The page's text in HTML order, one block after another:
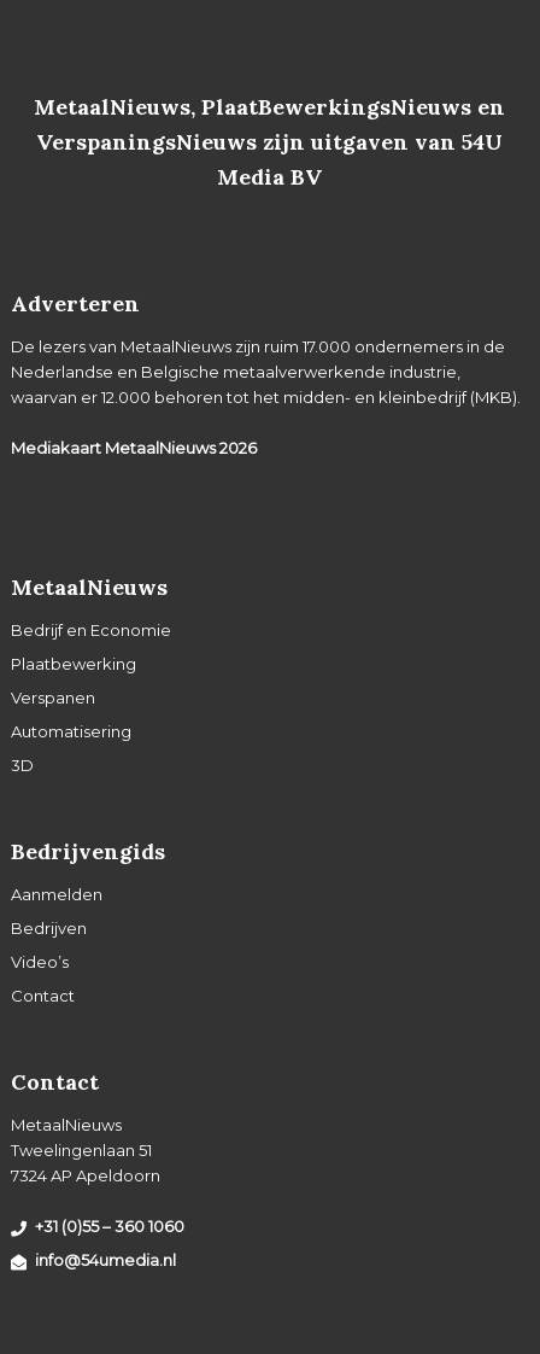
MetaalNieuws, PlaatBewerkingsNieuws en
VerspaningsNieuws zijn uitgaven van 54U
Media BV
Adverteren
De lezers van MetaalNieuws zijn ruim 17.000 ondernemers in de
Nederlandse en Belgische metaalverwerkende industrie,
waarvan er 12.000 behoren tot het midden- en kleinbedrijf (MKB).
Mediakaart MetaalNieuws2026
MetaalNieuws
Bedrijf en Economie
Plaatbewerking
Verspanen
Automatisering
3D
Bedrijvengids
Aanmelden
Bedrijven
Video’s
Contact
Contact
MetaalNieuws
Tweelingenlaan 51
7324 AP Apeldoorn
+31 (0)55 – 360 1060
info@54umedia.nl